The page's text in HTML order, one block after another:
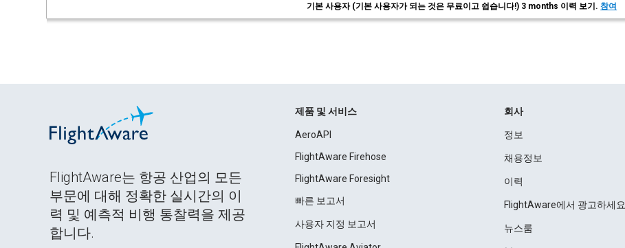
기본 사용자 (기본 사용자가 되는 것은 무료이고 쉽습니다!) 3 months 이력 보기.참여
FlightAware는 항공 산업의 모든
부문에 대해 정확한 실시간의 이
력 및 예측적 비행 통찰력을 제공
합니다.
제품 및 서비스
AeroAPI
FlightAware Firehose
FlightAware Foresight
빠른 보고서
사용자 지정 보고서
회사
정보
채용정보
이력
FlightAware에서 광고하세요
뉴스룸